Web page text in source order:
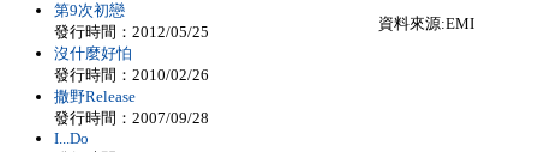
資料來源:EMI
第9次初戀
發行時間：2012/05/25
沒什麼好怕
發行時間：2010/02/26
撒野Release
發行時間：2007/09/28
I...Do